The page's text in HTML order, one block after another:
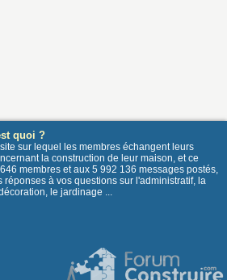
quoi ?
sur lequel les membres échangent leurs
la construction de leur maison, et ce
membres et aux 5 992 136 messages postés,
réponses à vos questions sur l'administratif, la
le jardinage ...